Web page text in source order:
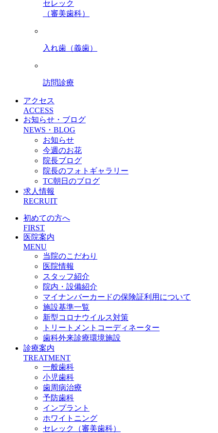
セレック
（審美歯科）
入れ歯（義歯）
訪問診療
アクセス
ACCESS
お知らせ・ブログ
NEWS・BLOG
お知らせ
今週のお花
院長ブログ
院長のフォトギャラリー
TC朝日のブログ
求人情報
RECRUIT
初めての方へ
FIRST
医院案内
MENU
当院のこだわり
医院情報
スタッフ紹介
院内・設備紹介
マイナンバーカードの保険証利用について
施設基準一覧
新型コロナウイルス対策
トリートメントコーディネーター
歯科外来診療環境施設
診療案内
TREATMENT
一般歯科
小児歯科
歯周病治療
予防歯科
インプラント
ホワイトニング
セレック（審美歯科）